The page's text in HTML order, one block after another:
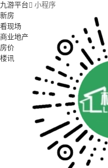
九游平台
新房
看现场
商业地产
房价
楼讯
 小程序